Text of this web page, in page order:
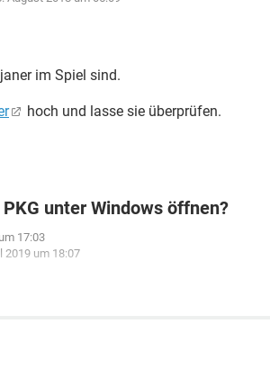
im Spiel sind.
hoch und lasse sie überprüfen.
unter Windows öffnen?
17:03
2019 um 18:07